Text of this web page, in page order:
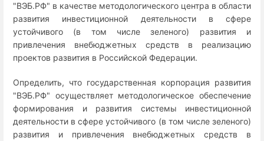
"ВЭБ.РФ" в качестве методологического центра в области
развития инвестиционной деятельности в сфере
устойчивого (в том числе зеленого) развития и
привлечения внебюджетных средств в реализацию
проектов развития в Российской Федерации.
Определить, что государственная корпорация развития
"ВЭБ.РФ" осуществляет методологическое обеспечение
формирования и развития системы инвестиционной
деятельности в сфере устойчивого (в том числе зеленого)
развития и привлечения внебюджетных средств в